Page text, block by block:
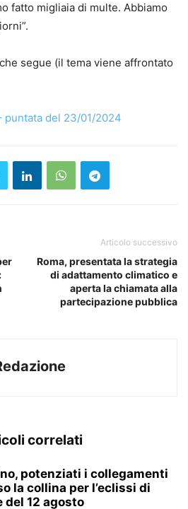
fatto migliaia di multe. Abbiamo
segue (il tema viene affrontato
puntata del 23/01/2024
Articolo successivo
Roma, presentata la strategia
di adattamento climatico e
aperta la chiamata alla
partecipazione pubblica
correlati
potenziati i collegamenti
la collina per l’eclissi di
del 12 agosto